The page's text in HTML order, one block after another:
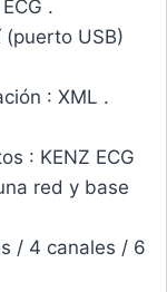
.
USB)
: XML .
: KENZ ECG
red y base
/ 4 canales / 6